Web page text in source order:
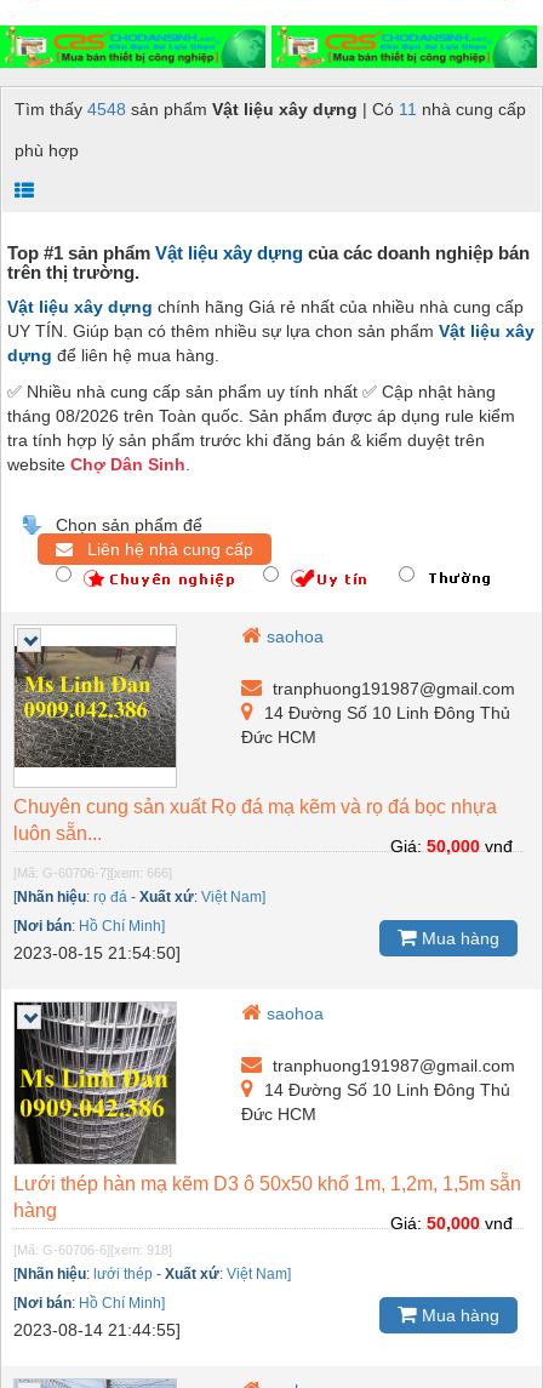
Tìm thấy 4548 sản phẩm Vật liệu xây dựng | Có 11 nhà cung cấp
phù hợp
Top #1 sản phẩm Vật liệu xây dựng của các doanh nghiệp bán
trên thị trường.
Vật liệu xây dựng chính hãng Giá rẻ nhất của nhiều nhà cung cấp
UY TÍN. Giúp bạn có thêm nhiều sự lựa chon sản phẩm Vật liệu xây
dựng để liên hệ mua hàng.
✅ Nhiều nhà cung cấp sản phẩm uy tính nhất ✅ Cập nhật hàng
tháng 08/2026 trên Toàn quốc. Sản phẩm được áp dụng rule kiểm
tra tính hợp lý sản phẩm trước khi đăng bán & kiểm duyệt trên
website Chợ Dân Sinh.
Chọn sản phẩm để
Liên hệ nhà cung cấp
saohoa
tranphuong191987@gmail.com
14 Đường Số 10 Linh Đông Thủ
Đức HCM
Chuyên cung sản xuất Rọ đá mạ kẽm và rọ đá bọc nhựa
luôn sẵn...
[Mã: G-60706-7] [xem: 666]
[Nhãn hiệu: rọ đá - Xuất xứ: Việt Nam]
[Nơi bán: Hồ Chí Minh]
2023-08-15 21:54:50]
Giá:50,000vnđ
Mua hàng
saohoa
tranphuong191987@gmail.com
14 Đường Số 10 Linh Đông Thủ
Đức HCM
Lưới thép hàn mạ kẽm D3 ô 50x50 khổ 1m, 1,2m, 1,5m sẵn
hàng
[Mã: G-60706-6] [xem: 918]
[Nhãn hiệu: lưới thép - Xuất xứ: Việt Nam]
[Nơi bán: Hồ Chí Minh]
2023-08-14 21:44:55]
Giá:50,000vnđ
Mua hàng